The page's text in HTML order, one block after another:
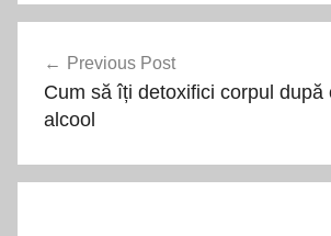
articole
Previous Post
Cum să îți detoxifici corpul după
alcool